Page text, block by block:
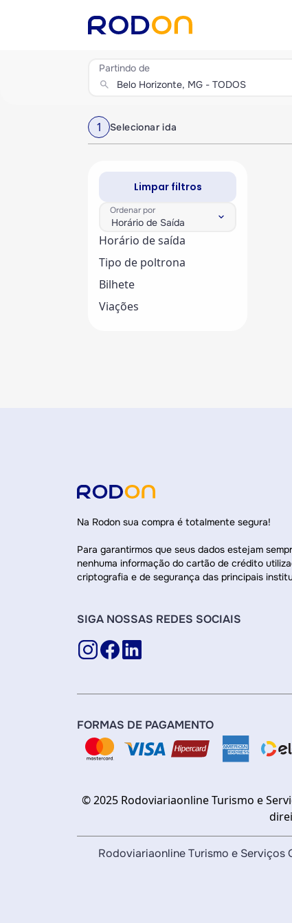
Partindo de
search
1 Selecionar ida
Limpar filtros
Ordenar por
Horário de Saída keyboard_arrow_down
Horário de saída
Tipo de poltrona
Bilhete
Viações
Na Rodon sua compra é totalmente segura!
Para garantirmos que seus dados estejam
nenhuma informação do cartão de crédito
criptografia e de segurança das principais
SIGA NOSSAS REDES SOCIAIS
FORMAS DE PAGAMENTO
© 2025 Rodoviariaonline Turismo e
Rodoviariaonline Turismo e Serviços